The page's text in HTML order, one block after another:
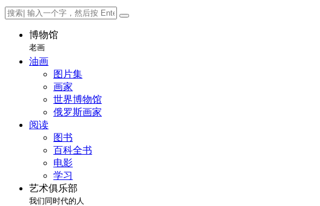
博物馆
老画
油画
图片集
画家
世界博物馆
俄罗斯画家
阅读
图书
百科全书
电影
学习
艺术俱乐部
我们同时代的人